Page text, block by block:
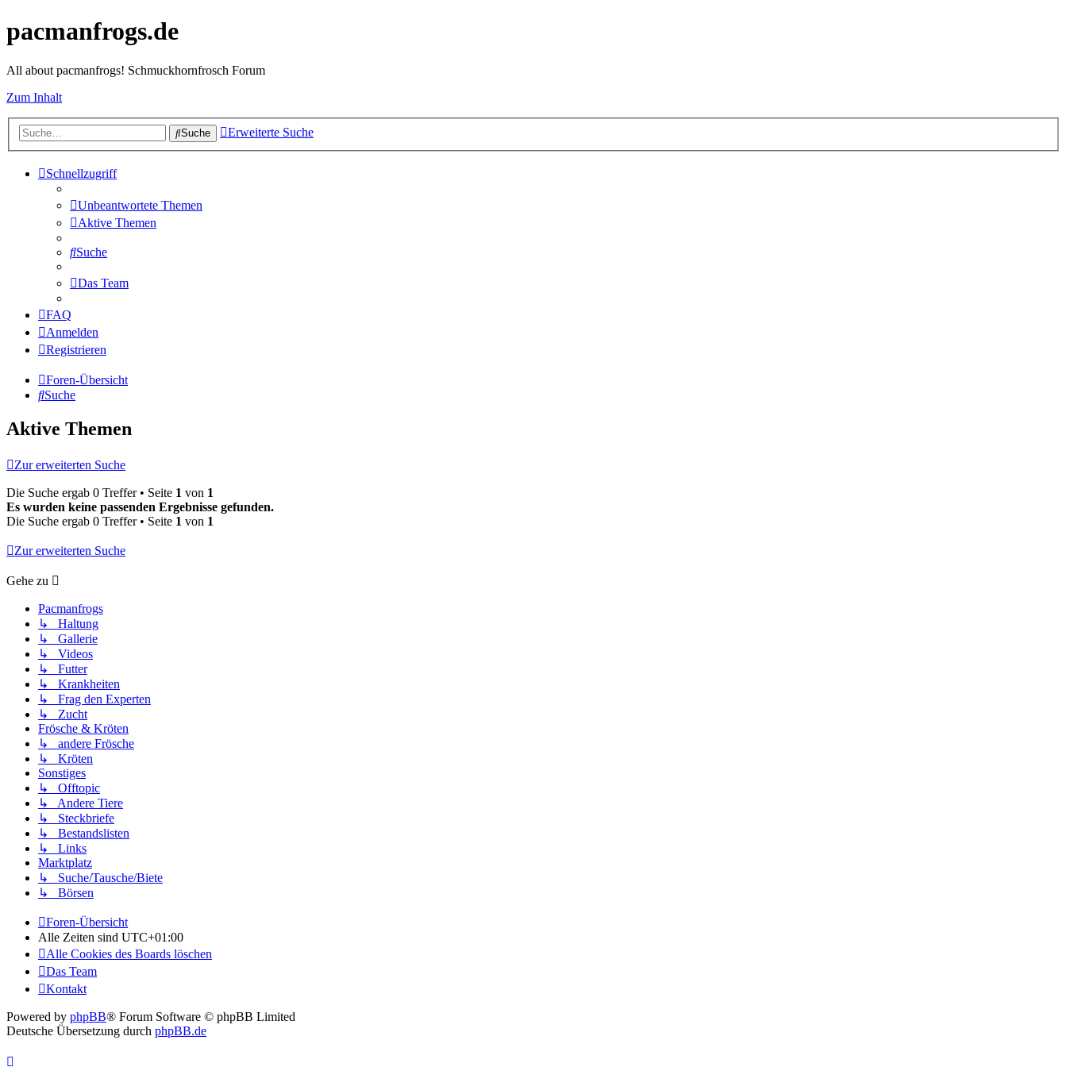
pacmanfrogs.de
All about pacmanfrogs! Schmuckhornfrosch Forum
Zum Inhalt
Suche Erweiterte Suche
Schnellzugriff
Unbeantwortete Themen
Aktive Themen
Suche
Das Team
FAQ
Anmelden
Registrieren
Foren-Übersicht
Suche
Aktive Themen
Zur erweiterten Suche
Die Suche ergab 0 Treffer • Seite 1 von 1
Es wurden keine passenden Ergebnisse gefunden.
Die Suche ergab 0 Treffer • Seite 1 von 1
Zur erweiterten Suche
Gehe zu
Pacmanfrogs
↳ Haltung
↳ Gallerie
↳ Videos
↳ Futter
↳ Krankheiten
↳ Frag den Experten
↳ Zucht
Frösche & Kröten
↳ andere Frösche
↳ Kröten
Sonstiges
↳ Offtopic
↳ Andere Tiere
↳ Steckbriefe
↳ Bestandslisten
↳ Links
Marktplatz
↳ Suche/Tausche/Biete
↳ Börsen
Foren-Übersicht
Alle Zeiten sind UTC+01:00
Alle Cookies des Boards löschen
Das Team
Kontakt
Powered by phpBB® Forum Software © phpBB Limited
Deutsche Übersetzung durch phpBB.de